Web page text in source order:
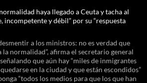
haya llegado a Ceuta y tacha al
incompetente y débil” por su “respuesta
a los ministros: no es verdad que
la normalidad”, afirma el secretario general
que aún hay “miles de inmigrantes
en la ciudad y que están escondidos”
“todos los medios para que los que han